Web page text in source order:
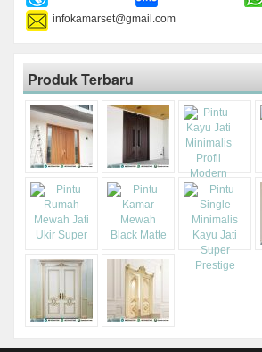
infokamarset@gmail.com
Produk Terbaru